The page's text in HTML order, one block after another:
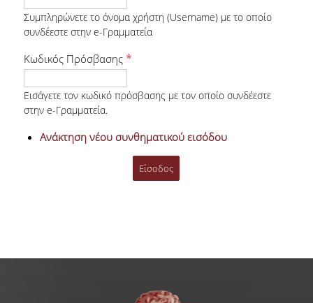
Εστιατόριο
Φοιτητική Εστία Αθηνών
Γραφείο Εύρεσης Στέγης
e-Αιτήσεις
Επιδόματα & Υποτροφίες
Συμπληρώνετε το όνομα χρήστη (Username) με το οποίο
συνδέεστε στην e-Γραμματεία
Κωδικός Πρόσβασης *
Εισάγετε τον κωδικό πρόσβασης με τον οποίο συνδέεστε
στην e-Γραμματεία.
Ανάκτηση νέου συνθηματικού εισόδου